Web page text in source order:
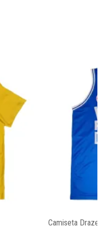
Camiseta